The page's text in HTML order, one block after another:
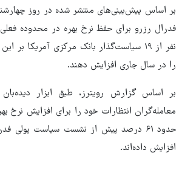
بر اساس پیش‌بینی‌های منتشر شده در روز
نفر از ۱۹ سیاست‌گذار بانک مرکزی آمریکا بر
را در سال جاری افزایش دهند.
معامله‌گران انتظارات خود را برای افزایش نرخ
افزایش داده‌اند.